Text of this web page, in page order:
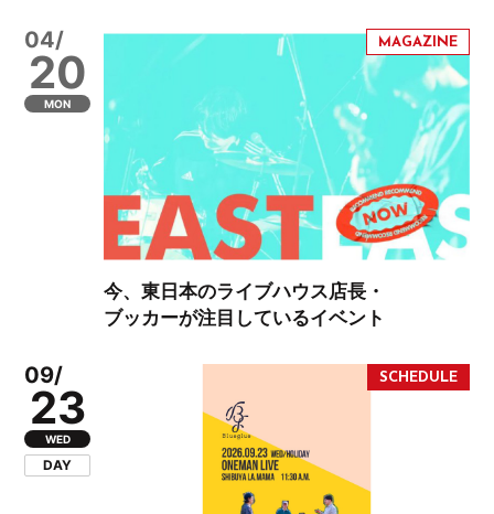
04/
20
MON
今、東日本のライブハウス店長・
ブッカーが注目しているイベント
09/
23
WED
DAY